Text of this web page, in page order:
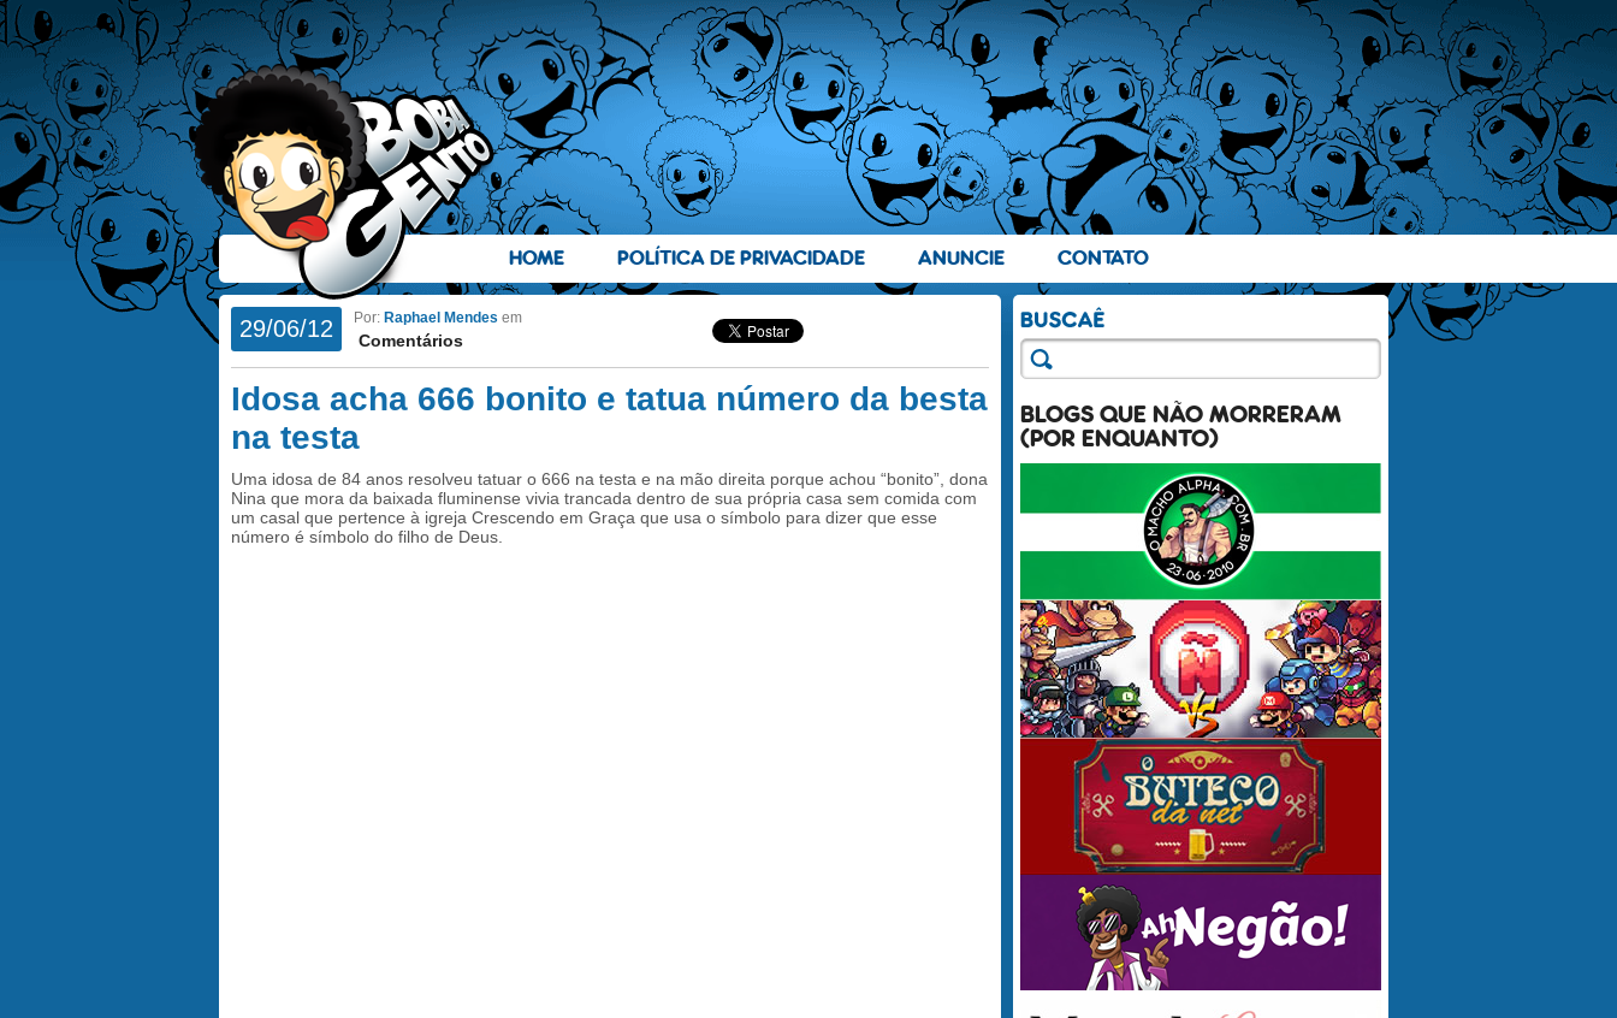
HOME POLÍTICA DE PRIVACIDADE ANUNCIE CONTATO
29/06/12 Por: Raphael Mendes em
Comentários
Idosa acha 666 bonito e tatua número da besta
na testa
Uma idosa de 84 anos resolveu tatuar o 666 na testa e na mão direita porque achou “bonito”, dona
Nina que mora da baixada fluminense vivia trancada dentro de sua própria casa sem comida com
um casal que pertence à igreja Crescendo em Graça que usa o símbolo para dizer que esse
número é símbolo do filho de Deus.
BLOGS QUE NÃO MORRERAM
(POR ENQUANTO)